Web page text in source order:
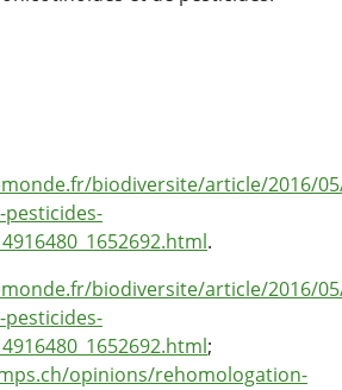
biodiversite/article/2016/
.
biodiversite/article/2016/
;
opinions/rehomologation-